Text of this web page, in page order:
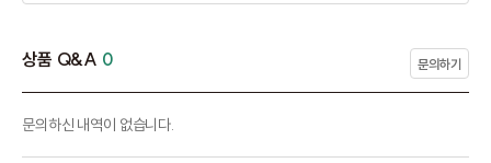
상품 Q&A 0 문의하기
문의하신 내역이 없습니다.